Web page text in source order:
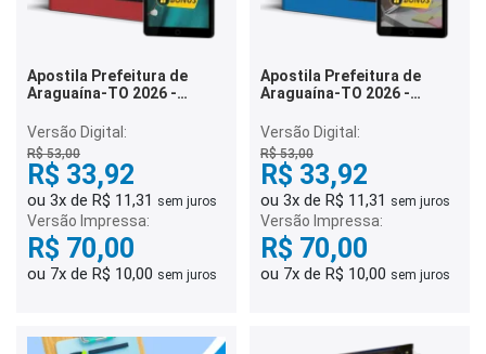
Apostila Prefeitura de
Araguaína-TO 2026 -
Versão Digital:
R$ 53,00
R$ 33,92
ou 3x de R$ 11,31 sem juros
Versão Impressa:
R$ 70,00
ou 7x de R$ 10,00 sem juros
Apostila Prefeitura de
Araguaína-TO 2026 -
Administrativo
Versão Digital:
R$ 53,00
R$ 33,92
ou 3x de R$ 11,31 sem juros
Versão Impressa:
R$ 70,00
ou 7x de R$ 10,00 sem juros